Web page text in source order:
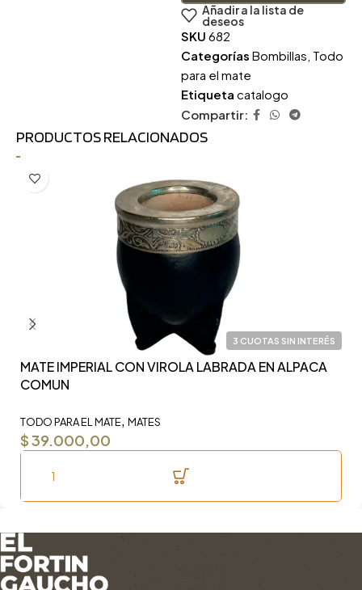
Añadir a la lista de
deseos
SKU 682
Categorías Bombillas, Todo
para el mate
Etiqueta catalogo
Compartir:
PRODUCTOS RELACIONADOS
3 CUOTAS SIN INTERÉS
MATE IMPERIAL CON VIROLA LABRADA EN ALPACA
COMUN
TODO PARA EL MATE, MATES
$39.000,00